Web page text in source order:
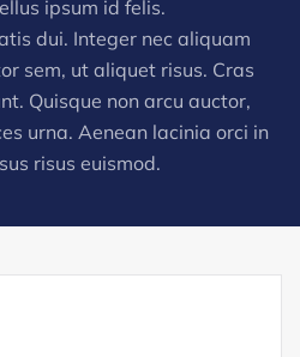
ipsum id felis.
dui. Integer nec aliquam
sem, ut aliquet risus. Cras
Quisque non arcu auctor,
urna. Aenean lacinia orci in
risus euismod.